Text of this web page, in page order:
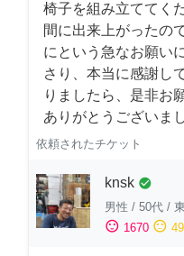
椅子を組み立ててく
間に出来上がったの
にという急なお願い
さり、本当に感謝し
りましたら、是非お
ありがとうございま
依頼されたチケット
knsk check_circle
男性 / 50代 /
sentiment_satisfied 1670 sentiment_neutral 49